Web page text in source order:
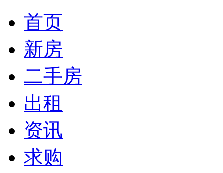
首页
新房
二手房
出租
资讯
求购